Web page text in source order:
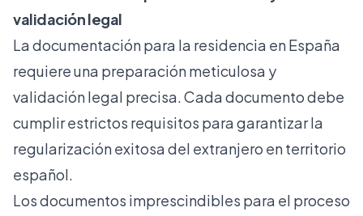
validación legal
La documentación para la residencia en España
requiere una preparación meticulosa y
validación legal precisa. Cada documento debe
cumplir estrictos requisitos para garantizar la
regularización exitosa del extranjero en territorio
español.
Los documentos imprescindibles para el proceso